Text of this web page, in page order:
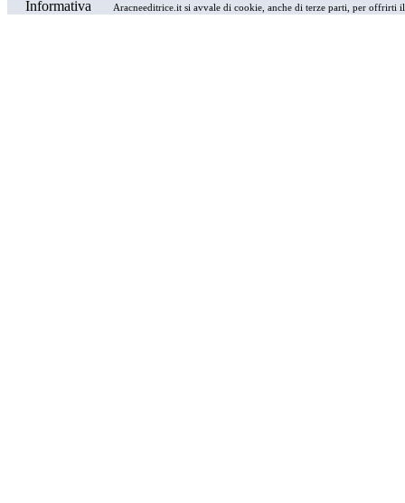
Informativa Aracneeditrice.it si avvale di cookie, anche di terze parti, per